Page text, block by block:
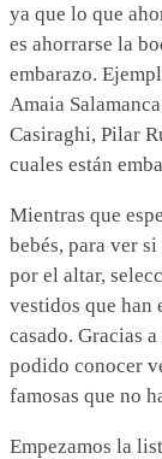
ya que lo que
es ahorrarse la
embarazo.
Amaia
Casiraghi, Pilar
cuales están
Mientras que
bebés, para ver
por el altar,
vestidos que han
casado. Gracias
podido conocer
famosas que no
Empezamos la